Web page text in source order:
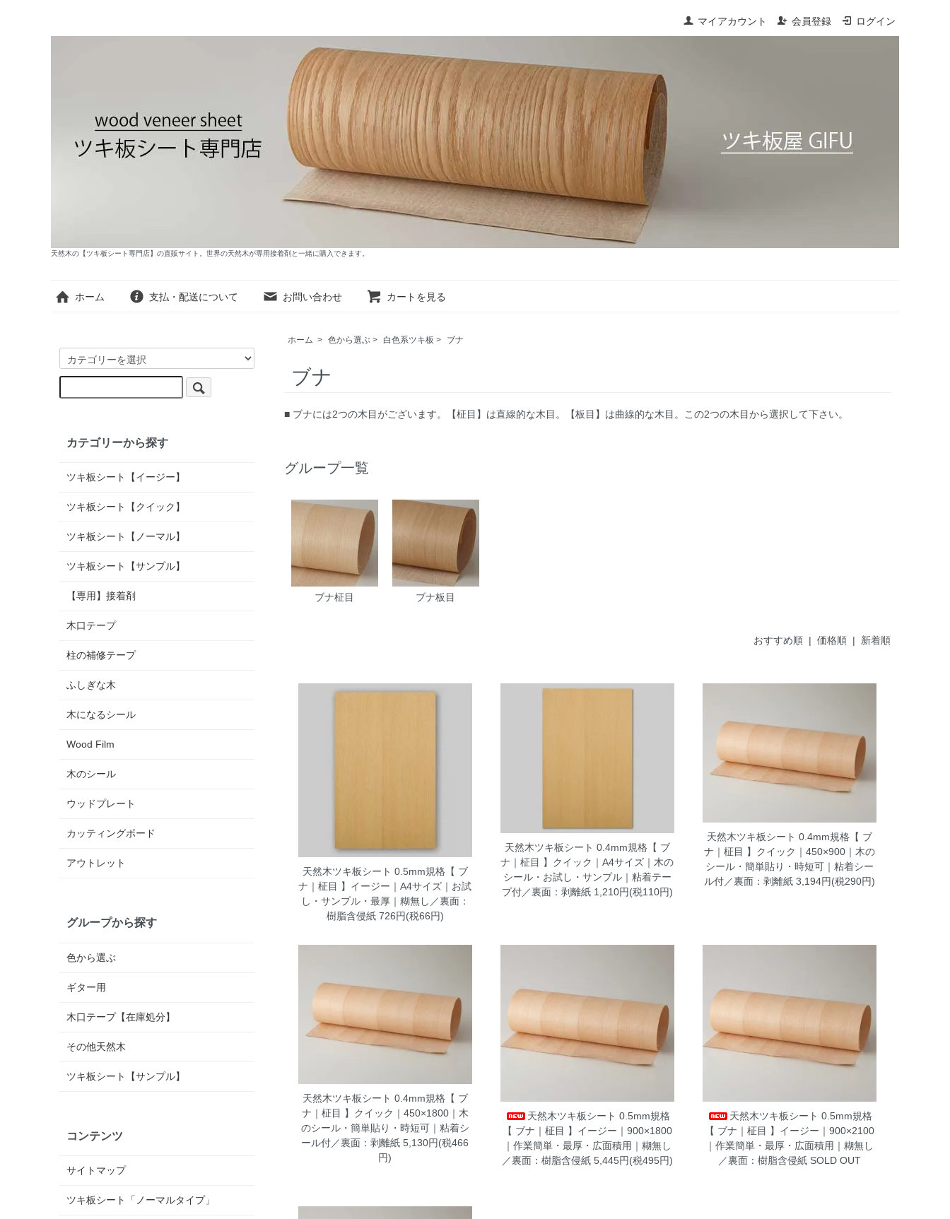
マイアカウント 会員登録 ログイン
天然木の【ツキ板シート専門店】の直販サイト。世界の天然木が専用接着剤と一緒に購入できます。
ホーム 支払・配送について お問い合わせ カートを見る
ホーム > 色から選ぶ > 白色系ツキ板 > ブナ
ブナ
■ ブナには2つの木目がございます。【柾目】は直線的な木目。【板目】は曲線的な木目。この2つの木目から選択して下さい。
グループ一覧
ブナ柾目 ブナ板目
おすすめ順 | 価格順 | 新着順
天然木ツキ板シート 0.5mm規格【 ブ
ナ｜柾目 】イージー｜A4サイズ｜お試
し・サンプル・最厚｜糊無し／裏面：
樹脂含侵紙726円(税66円)
天然木ツキ板シート 0.4mm規格【 ブ
ナ｜柾目 】クイック｜A4サイズ｜木の
シール・お試し・サンプル｜粘着テー
プ付／裏面：剥離紙1,210円(税110円)
天然木ツキ板シート 0.4mm規格【 ブ
ナ｜柾目 】クイック｜450×900｜木の
シール・簡単貼り・時短可｜粘着シー
ル付／裏面：剥離紙3,194円(税290円)
天然木ツキ板シート 0.4mm規格【 ブ
ナ｜柾目 】クイック｜450×1800｜木
のシール・簡単貼り・時短可｜粘着シ
ール付／裏面：剥離紙 5,130円(税466
円)
天然木ツキ板シート 0.5mm規格
【 ブナ｜柾目 】イージー｜900×1800
｜作業簡単・最厚・広面積用｜糊無し
／裏面：樹脂含侵紙5,445円(税495円)
天然木ツキ板シート 0.5mm規格
【 ブナ｜柾目 】イージー｜900×2100
｜作業簡単・最厚・広面積用｜糊無し
／裏面：樹脂含侵紙SOLD OUT
カテゴリーから探す
ツキ板シート【イージー】
ツキ板シート【クイック】
ツキ板シート【ノーマル】
ツキ板シート【サンプル】
【専用】接着剤
木口テープ
柱の補修テープ
ふしぎな木
木になるシール
Wood Film
木のシール
ウッドプレート
カッティングボード
アウトレット
グループから探す
色から選ぶ
ギター用
木口テープ【在庫処分】
その他天然木
ツキ板シート【サンプル】
コンテンツ
サイトマップ
ツキ板シート「ノーマルタイプ」